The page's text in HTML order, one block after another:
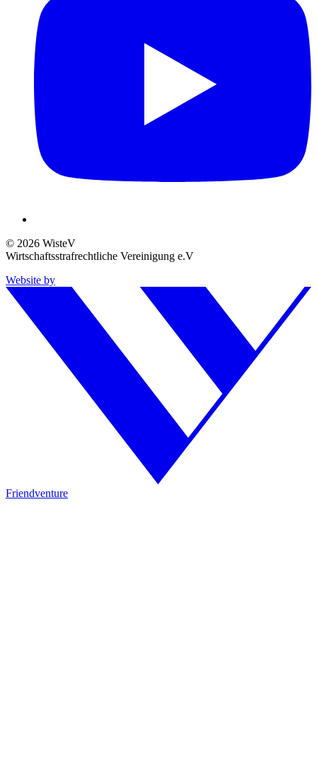
© 2026 WisteV
Wirtschaftsstrafrechtliche Vereinigung e.V
Website by
Friendventure